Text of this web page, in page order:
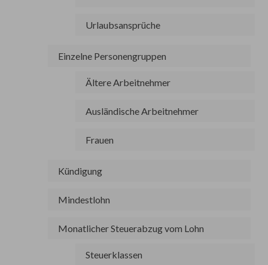
Urlaubsansprüche
Einzelne Personengruppen
Ältere Arbeitnehmer
Ausländische Arbeitnehmer
Frauen
Kündigung
Mindestlohn
Monatlicher Steuerabzug vom Lohn
Steuerklassen